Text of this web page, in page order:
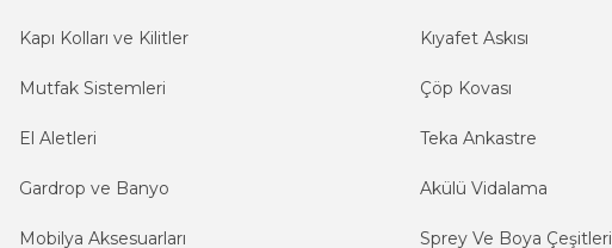
Kapı Kolları ve Kilitler
Mutfak Sistemleri
El Aletleri
Gardrop ve Banyo
Mobilya Aksesuarları
Kıyafet Askısı
Çöp Kovası
Teka Ankastre
Akülü Vidalama
Sprey Ve Boya Çeşitleri